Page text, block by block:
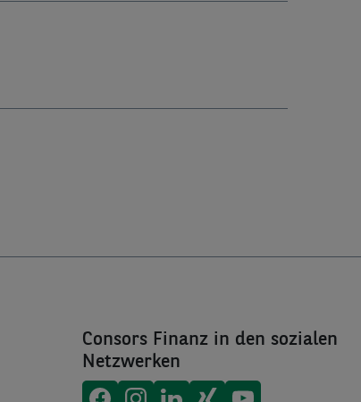
Consors Finanz in den sozialen
Netzwerken
Consors Finanz aufFacebook
Consors Finanz auf
Consors Finanz auf
Consors Finanz auf
Consors Finanz